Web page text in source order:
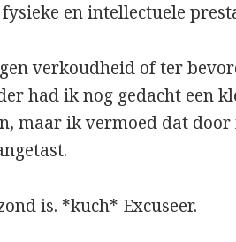
en intellectuele
verkoudheid of ter
had ik nog gedacht een
maar ik vermoed dat
is. *kuch* Excuseer.